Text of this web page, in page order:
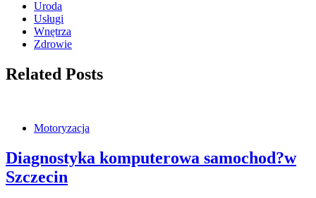
Uroda
Usługi
Wnętrza
Zdrowie
Related Posts
Motoryzacja
Diagnostyka komputerowa samochod?w
Szczecin